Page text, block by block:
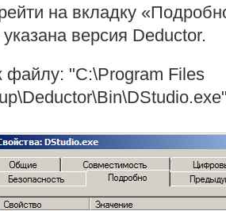
на вкладку
версия Deductor.
файлу: "C:\Program Files